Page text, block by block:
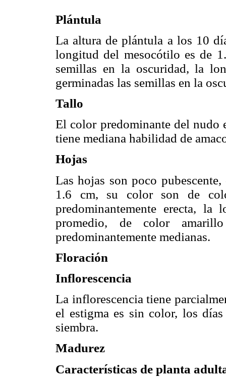
Plántula
La altura de plántula a los 10
longitud del mesocótilo es de
semillas en la oscuridad, la
germinadas las semillas en la
Tallo
El color predominante del nudo
tiene mediana habilidad de
Hojas
Las hojas son poco
1.6 cm, su color son de
predominantemente erecta,
promedio, de color
predominantemente medianas.
Floración
Inflorescencia
La inflorescencia tiene
el estigma es sin color, los
siembra.
Madurez
Características de planta